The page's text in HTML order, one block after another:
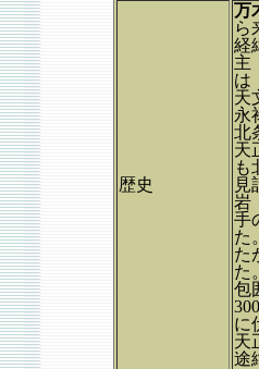
歴史
万
ら
経
主
は
天
永
北
天
も
見
岩
手
た
た
た
包
に
天
途